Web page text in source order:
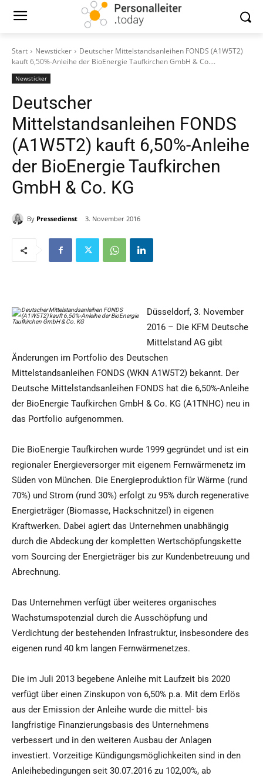
Start Newsticker
Deutscher Mittelstandsanleihen FONDS (A1W5T2)
kauft 6,50%-Anleihe der BioEnergie Taufkirchen GmbH & Co....
Newsticker
Deutscher
Mittelstandsanleihen FONDS
(A1W5T2) kauft 6,50%-Anleihe
der BioEnergie Taufkirchen
GmbH & Co. KG
By Pressedienst 3. November 2016
Düsseldorf, 3. November
2016 – Die KFM Deutsche
Mittelstand AG gibt
Änderungen im Portfolio des Deutschen
Mittelstandsanleihen FONDS (WKN A1W5T2) bekannt. Der
Deutsche Mittelstandsanleihen FONDS hat die 6,50%-Anleihe
der BioEnergie Taufkirchen GmbH & Co. KG (A1TNHC) neu in
das Portfolio aufgenommen.
Die BioEnergie Taufkirchen wurde 1999 gegründet und ist ein
regionaler Energieversorger mit eigenem Fernwärmenetz im
Süden von München. Die Energieproduktion für Wärme (rund
70%) und Strom (rund 30%) erfolgt zu 95% durch regenerative
Energieträger (Biomasse, Hackschnitzel) in eigenen
Kraftwerken. Dabei agiert das Unternehmen unabhängig
durch die Abdeckung der kompletten Wertschöpfungskette
vom Sourcing der Energieträger bis zur Kundenbetreuung und
Abrechnung.
Das Unternehmen verfügt über weiteres organisches
Wachstumspotenzial durch die Ausschöpfung und
Verdichtung der bestehenden Infrastruktur, insbesondere des
eigenen rund 40 km langen Fernwärmenetzes.
Die im Juli 2013 begebene Anleihe mit Laufzeit bis 2020
verfügt über einen Zinskupon von 6,50% p.a. Mit dem Erlös
aus der Emission der Anleihe wurde die mittel- bis
langfristige Finanzierungsbasis des Unternehmens
verbessert und in den weiteren Ausbau der Anlagen
investiert. Vorzeitige Kündigungsmöglichkeiten sind in den
Anleihebedingungen seit 30.07.2016 zu 102,00%, ab